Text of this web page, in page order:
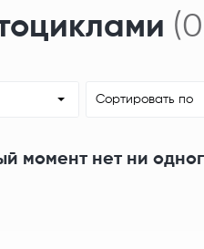
Сортировать по
момент нет ни